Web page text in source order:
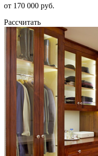
от 170 000 руб.
Рассчитать